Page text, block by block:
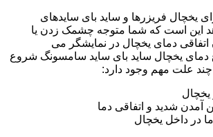
یخچال فریزرها و ساید بای سایدهای
این است که شما متوجه چشمک زدن یا
دمای یخچال در نمایشگر می
دمای یخچال ساید بای ساید سامسونگ شروع
علت مهم وجود دارد:
آمدن شدید و اتفاقی دما
در داخل یخچال